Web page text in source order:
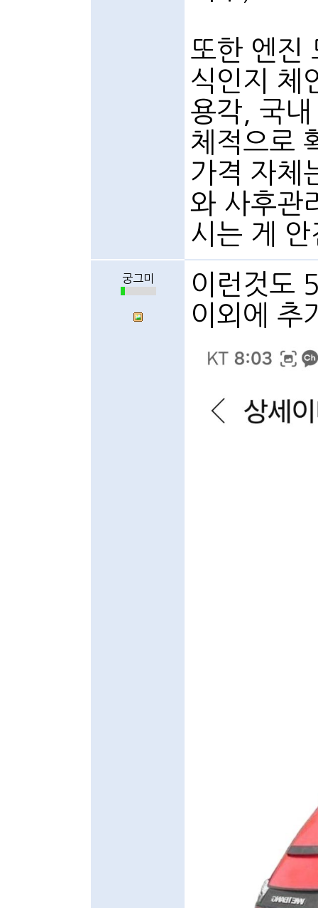
또한 엔진
식인지 체
용각, 국
체적으로
가격 자체
와 사후관
시는 게
궁그미
이런것도
이외에 추